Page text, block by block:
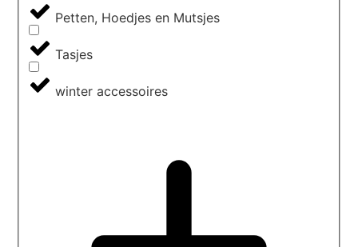
Petten, Hoedjes en Mutsjes
Tasjes
winter accessoires